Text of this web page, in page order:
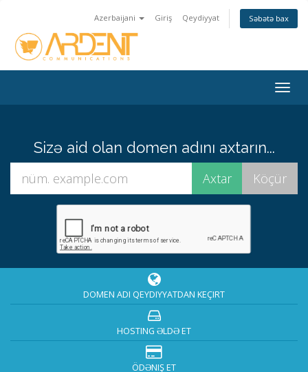
Azerbaijani Giriş Qeydiyyat Səbətə bax
Sizə aid olan domen adını axtarın...
DOMEN ADI QEYDIYYATDAN KEÇIRT
HOSTING ƏLDƏ ET
ÖDƏNIŞ ET